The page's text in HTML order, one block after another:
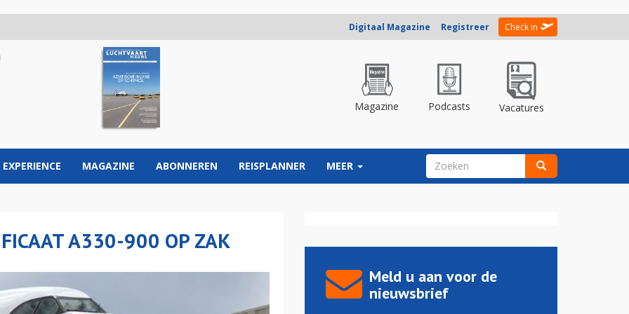
Digitaal Magazine Registreer Check in
Magazine Podcasts Vacatures
EXPERIENCE MAGAZINE ABONNEREN REISPLANNER MEER ZOEKVELD
A330-900 OP ZAK
Meld u aan voor de
nieuwsbrief